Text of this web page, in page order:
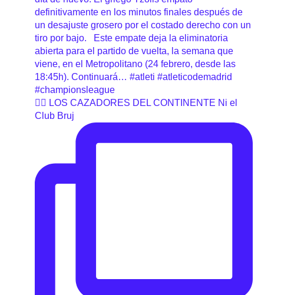
🧙‍♂️ LOS CAZADORES DEL CONTINENTE Ni el
Club Bruj